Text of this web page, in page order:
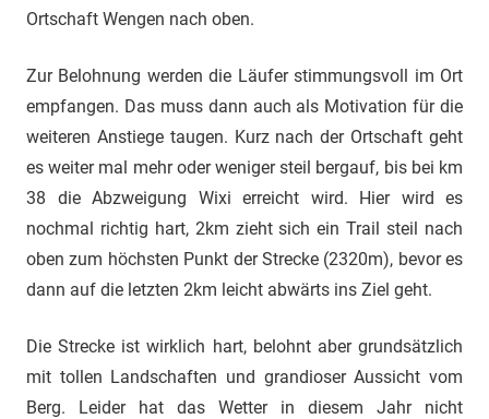
Ortschaft Wengen nach oben.
Zur Belohnung werden die Läufer stimmungsvoll im Ort
empfangen. Das muss dann auch als Motivation für die
weiteren Anstiege taugen. Kurz nach der Ortschaft geht
es weiter mal mehr oder weniger steil bergauf, bis bei km
38 die Abzweigung Wixi erreicht wird. Hier wird es
nochmal richtig hart, 2km zieht sich ein Trail steil nach
oben zum höchsten Punkt der Strecke (2320m), bevor es
dann auf die letzten 2km leicht abwärts ins Ziel geht.
Die Strecke ist wirklich hart, belohnt aber grundsätzlich
mit tollen Landschaften und grandioser Aussicht vom
Berg. Leider hat das Wetter in diesem Jahr nicht